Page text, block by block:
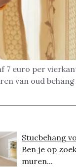
7 euro per
van oud behang
Stucbehang
Ben je op
muren...